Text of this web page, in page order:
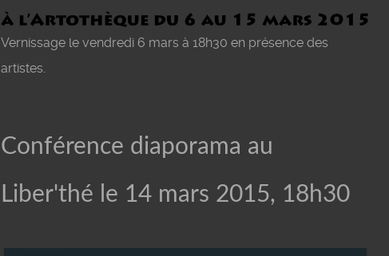
Vernissage le vendredi 6 mars à 18h30 en présence des
artistes.
Conférence diaporama au
Liber'thé le 14 mars 2015, 18h30